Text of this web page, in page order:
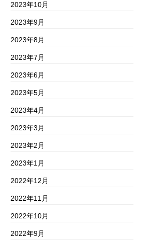
2023年10月
2023年9月
2023年8月
2023年7月
2023年6月
2023年5月
2023年4月
2023年3月
2023年2月
2023年1月
2022年12月
2022年11月
2022年10月
2022年9月